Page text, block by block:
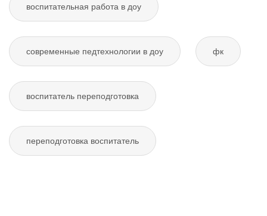
воспитательная работа в доу
современные педтехнологии в доу фк
воспитатель переподготовка
переподготовка воспитатель